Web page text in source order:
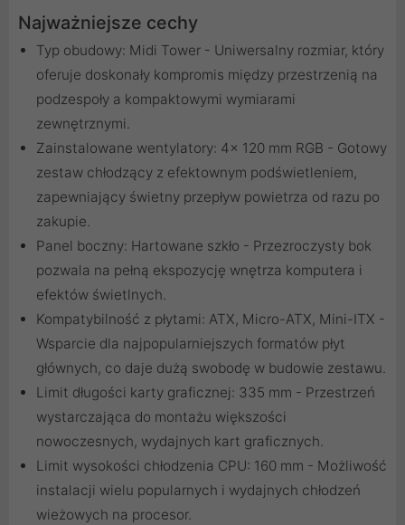
Najważniejsze cechy
Typ obudowy: Midi Tower - Uniwersalny rozmiar, który
oferuje doskonały kompromis między przestrzenią na
podzespoły a kompaktowymi wymiarami
zewnętrznymi.
Zainstalowane wentylatory: 4x 120 mm RGB - Gotowy
zestaw chłodzący z efektownym podświetleniem,
zapewniający świetny przepływ powietrza od razu po
zakupie.
Panel boczny: Hartowane szkło - Przezroczysty bok
pozwala na pełną ekspozycję wnętrza komputera i
efektów świetlnych.
Kompatybilność z płytami: ATX, Micro-ATX, Mini-ITX -
Wsparcie dla najpopularniejszych formatów płyt
głównych, co daje dużą swobodę w budowie zestawu.
Limit długości karty graficznej: 335 mm - Przestrzeń
wystarczająca do montażu większości
nowoczesnych, wydajnych kart graficznych.
Limit wysokości chłodzenia CPU: 160 mm - Możliwość
instalacji wielu popularnych i wydajnych chłodzeń
wieżowych na procesor.